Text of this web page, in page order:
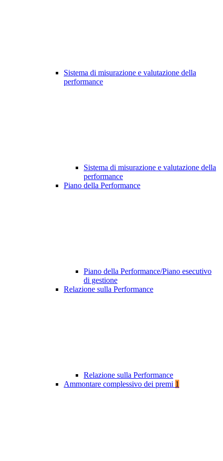
Sistema di misurazione e valutazione della
performance
Sistema di misurazione e valutazione della
performance
Piano della Performance
Piano della Performance/Piano esecutivo
di gestione
Relazione sulla Performance
Relazione sulla Performance
Ammontare complessivo dei premi 1